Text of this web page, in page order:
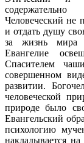
Человеческий не
и отдать душу
за жизнь мира
Евангелие
Спасителем
совершенном
развитии.
человеческой
природе было
Евангельский
психологию
накладывается